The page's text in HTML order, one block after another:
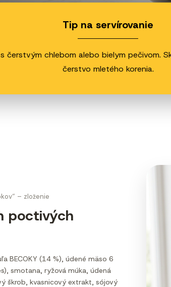
Tip na servírovanie
čerstvým chlebom alebo bielym pečivom.
čerstvo mletého korenia.
– zloženie
poctivých
BECOKY (14 %), údené mäso 6
smotana, ryžová múka, údená
škrob, kvasnicový extrakt, sójový